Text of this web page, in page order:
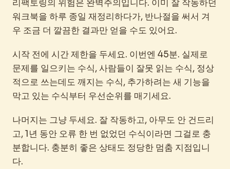
리팩토링의 위험은 완벽주의입니다. 이미 잘 작동하던
워크북을 하루 종일 재정리하다가, 반나절을 써서 겨
우 조금 더 깔끔한 결과만 얻을 수도 있어요.
시작 전에 시간 제한을 두세요. 이번엔 45분. 실제로
문제를 일으키는 수식, 사람들이 잘못 읽는 수식, 정상
적으로 쓰는데도 깨지는 수식, 추가하려는 새 기능을
막고 있는 수식부터 우선순위를 매기세요.
나머지는 그냥 두세요. 잘 작동하고, 아무도 안 건드리
고, 1년 동안 오류 한 번 없었던 수식이라면 그걸로 충
분합니다. 충분히 좋은 상태도 정당한 멈춤 지점입니
다.